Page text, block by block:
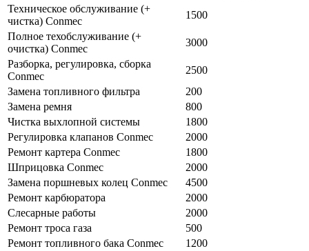
Техническое обслуживание (+
чистка) Conmec
1500
Полное техобслуживание (+
очистка) Conmec
3000
Разборка, регулировка, сборка
Conmec
2500
Замена топливного фильтра
200
Замена ремня
800
Чистка выхлопной системы
1800
Регулировка клапанов Conmec
2000
Ремонт картера Conmec
1800
Шприцовка Conmec
2000
Замена поршневых колец Conmec
4500
Ремонт карбюратора
2000
Слесарные работы
2000
Ремонт троса газа
500
Ремонт топливного бака Conmec
1200